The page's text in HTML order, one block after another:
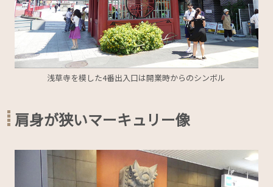
浅草寺を模した4番出入口は開業時からのシンボル
肩身が狭いマーキュリー像